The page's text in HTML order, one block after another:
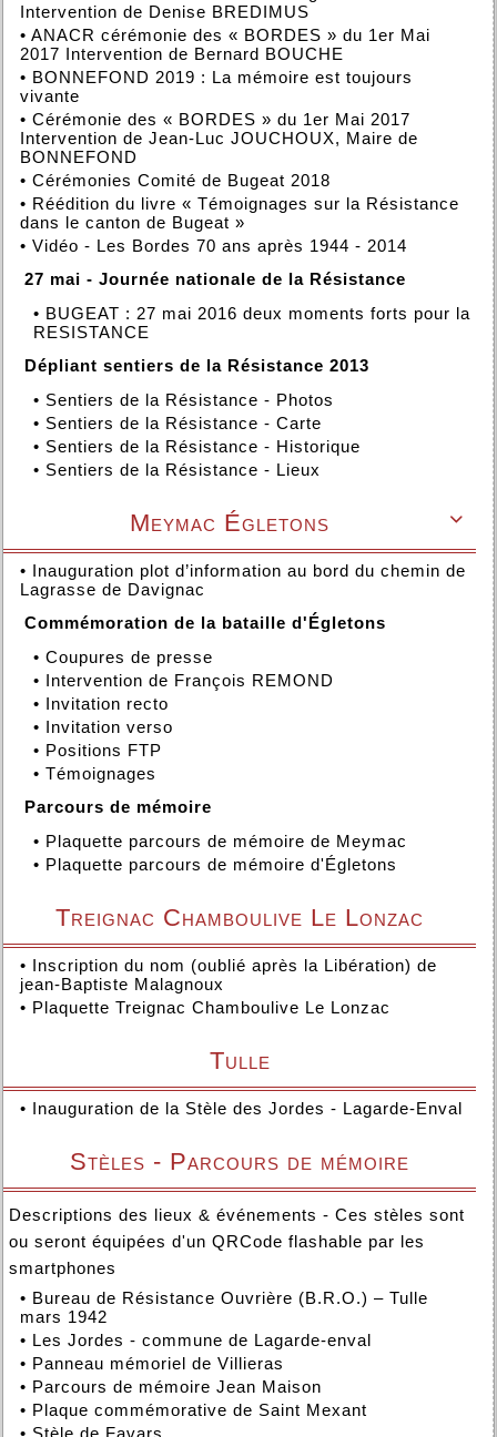
Intervention de Denise BREDIMUS
• ANACR cérémonie des « BORDES » du 1er Mai
2017 Intervention de Bernard BOUCHE
• BONNEFOND 2019 : La mémoire est toujours
vivante
• Cérémonie des « BORDES » du 1er Mai 2017
Intervention de Jean-Luc JOUCHOUX, Maire de
BONNEFOND
• Cérémonies Comité de Bugeat 2018
• Réédition du livre « Témoignages sur la Résistance
dans le canton de Bugeat »
• Vidéo - Les Bordes 70 ans après 1944 - 2014
27 mai - Journée nationale de la Résistance
• BUGEAT : 27 mai 2016 deux moments forts pour la
RESISTANCE
Dépliant sentiers de la Résistance 2013
• Sentiers de la Résistance - Photos
• Sentiers de la Résistance - Carte
• Sentiers de la Résistance - Historique
• Sentiers de la Résistance - Lieux

Meymac Égletons
• Inauguration plot d’information au bord du chemin de
Lagrasse de Davignac
Commémoration de la bataille d'Égletons
• Coupures de presse
• Intervention de François REMOND
• Invitation recto
• Invitation verso
• Positions FTP
• Témoignages
Parcours de mémoire
• Plaquette parcours de mémoire de Meymac
• Plaquette parcours de mémoire d'Égletons
Treignac Chamboulive Le Lonzac
• Inscription du nom (oublié après la Libération) de
jean-Baptiste Malagnoux
• Plaquette Treignac Chamboulive Le Lonzac
Tulle
• Inauguration de la Stèle des Jordes - Lagarde-Enval
Stèles - Parcours de mémoire
Descriptions des lieux & événements - Ces stèles sont
ou seront équipées d'un QRCode flashable par les
smartphones
• Bureau de Résistance Ouvrière (B.R.O.) – Tulle
mars 1942
• Les Jordes - commune de Lagarde-enval
• Panneau mémoriel de Villieras
• Parcours de mémoire Jean Maison
• Plaque commémorative de Saint Mexant
• Stèle de Favars